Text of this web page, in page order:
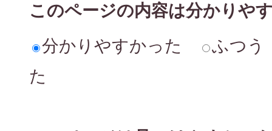
このページの内容は分かりや
分かりやすかった
ふつう
た